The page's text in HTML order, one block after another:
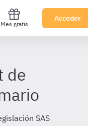
Mes gratis
Acceder
de
SAS